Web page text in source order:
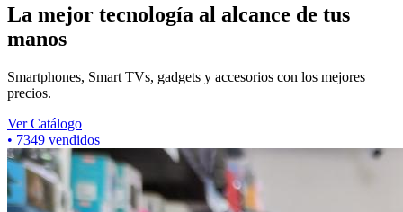
La mejor tecnología al alcance de tus
manos
Smartphones, Smart TVs, gadgets y accesorios con los mejores
precios.
Ver Catálogo
• 7349 vendidos